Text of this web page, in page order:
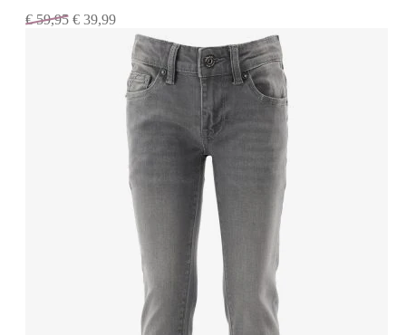
€59,95 € 39,99